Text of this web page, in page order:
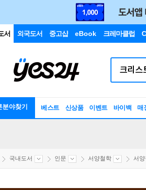
서 외국도서 중고샵 eBook 크레마클럽
분야찾기 베스트 신상품 이벤트 바이백 매
국내도서 인문 서양철학 서